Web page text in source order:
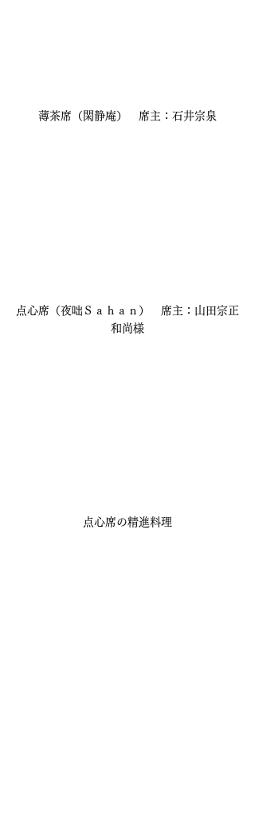
薄茶席（閑静庵）　席主：石井宗泉
点心席（夜咄Ｓａｈａｎ）　席主：山田宗正
和尚様
点心席の精進料理